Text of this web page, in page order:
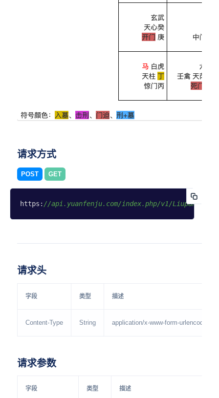
请求方式
POST GET
https: //api.yuanfenju.com/index.php/v1/Liupan/
请求头
字段 类型 描述
Content-Type String application/x-www-form-urlencoded
请求参数
字段 类型 描述